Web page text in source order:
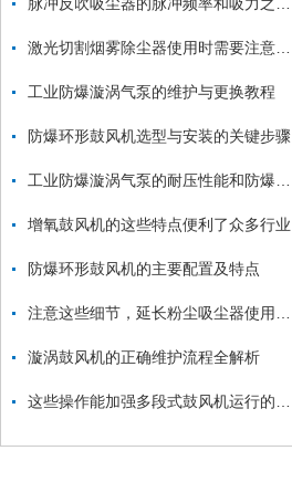
工业防爆漩涡气泵的维护与更换教程
防爆环形鼓风机选型与安装的关键步骤
增氧鼓风机的这些特点便利了众多行业
防爆环形鼓风机的主要配置及特点
漩涡鼓风机的正确维护流程全解析